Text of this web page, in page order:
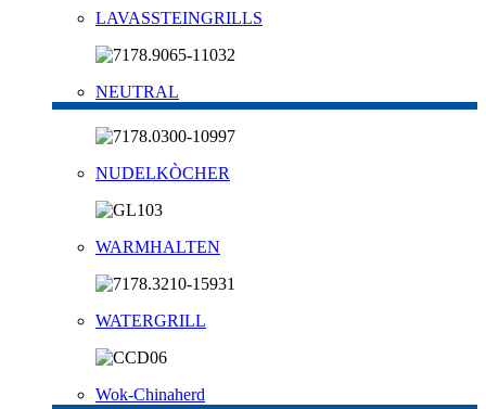
LAVASSTEINGRILLS
NEUTRAL
NUDELKÒCHER
WARMHALTEN
WATERGRILL
Wok-Chinaherd